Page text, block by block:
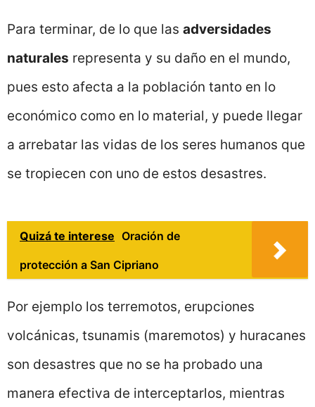
Para terminar, de lo que las adversidades
naturales representa y su daño en el mundo,
pues esto afecta a la población tanto en lo
económico como en lo material, y puede llegar
a arrebatar las vidas de los seres humanos que
se tropiecen con uno de estos desastres.
Quizá te interese Oración de
protección a San Cipriano
Por ejemplo los terremotos, erupciones
volcánicas, tsunamis (maremotos) y huracanes
son desastres que no se ha probado una
manera efectiva de interceptarlos, mientras